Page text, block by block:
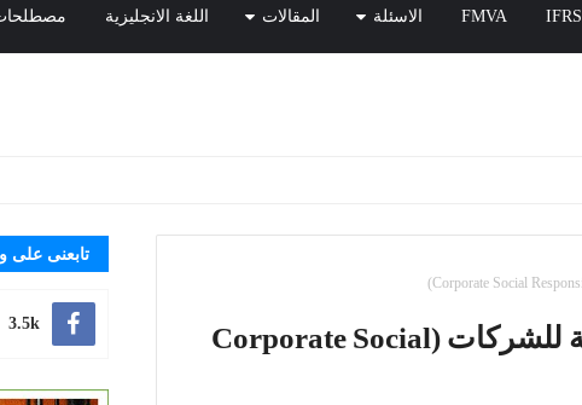
IFRS
FMVA الاسئلة المقالات اللغة الانجليزية
المحاضرة رقم 8 : المسؤولية الاجتماعية للشركات (Corporate Social
تابعنى على
3.5k